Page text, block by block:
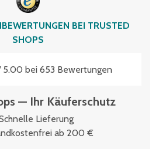
BEI TRUSTED
SHOPS
5.00 bei 653 Bewertungen
— Ihr Käuferschutz
Lieferung
ab 200 €